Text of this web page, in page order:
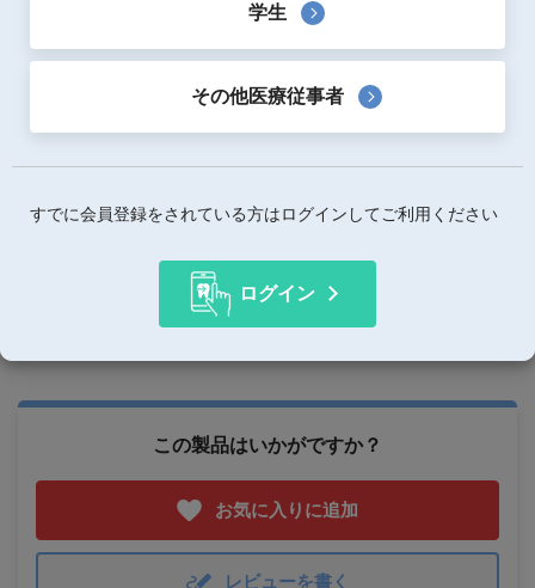
色は、ピタットホワイト、ピタットブルーの2種類です。
製品詳細
1カートン 100枚×5箱 ￥4,200-
エプロン
この製品はいかがですか？
お気に入りに追加
レビューを書く
学生
その他医療従事者
すでに会員登録をされている方はログインしてご利用ください
ログイン